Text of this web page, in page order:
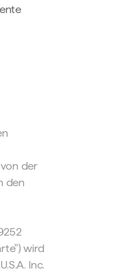
von der
den
wird
Inc.